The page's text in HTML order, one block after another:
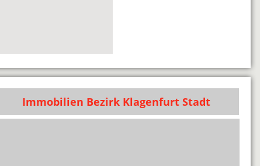
Immobilien Bezirk Klagenfurt Stadt